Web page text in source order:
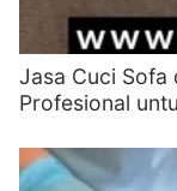
Jasa Cuci Sofa
Profesional